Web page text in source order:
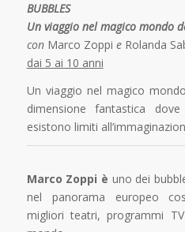
BUBBLES
Un viaggio nel magico mondo
conMarco Zoppi eRolanda
dai 5 ai 10 anni
Un viaggio nel magico
dimensione fantastica
esistono limiti
Marco Zoppi è uno dei
nel panorama europeo
migliori teatri, programmi